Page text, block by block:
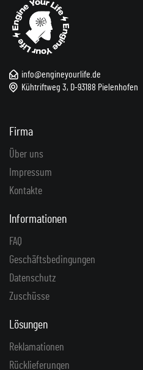
info@engineyourlife.de
Kühtriftweg 3, D-93188 Pielenhofen
Firma
Über uns
Impressum
Kontakte
Informationen
FAQ
Geschäftsbedingungen
Datenschutz
Zuschüsse
Lösungen
Reklamationen
Rücklieferungen